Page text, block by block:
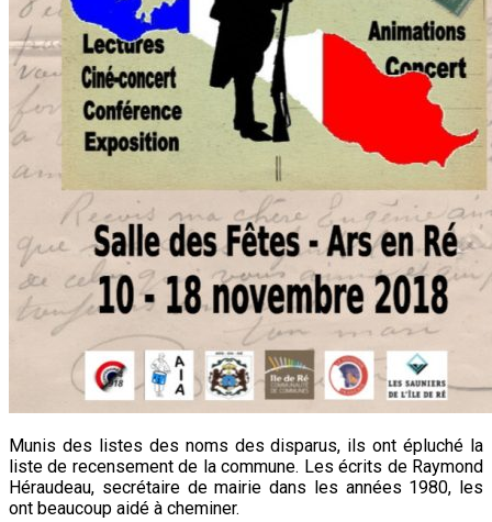
Munis des listes des noms des disparus, ils ont épluché la
liste de recensement de la commune. Les écrits de Raymond
Héraudeau, secrétaire de mairie dans les années 1980, les
ont beaucoup aidé à cheminer.